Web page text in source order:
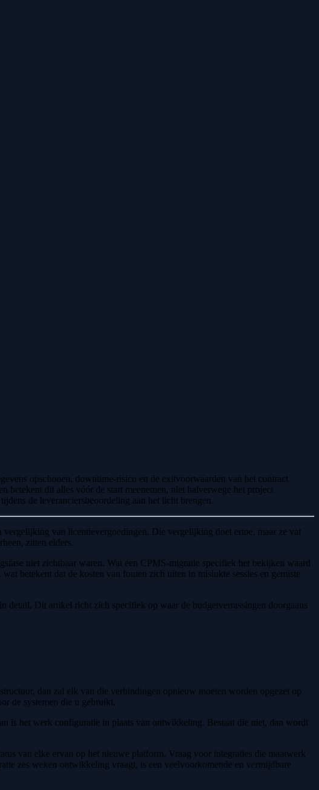
opschonen, downtime-risico en de exitvoorwaarden van het contract
betekent dit alles vóór de start meenemen, niet halverwege het project
de leveranciersbeoordeling aan het licht brengen.
vergelijking van licentievergoedingen. Die vergelijking doet ertoe, maar ze vat
zitten elders.
niet zichtbaar waren. Wat een CPMS-migratie specifiek het bekijken waard
betekent dat de kosten van fouten zich uiten in mislukte sessies en gemiste
detail. Dit artikel richt zich specifiek op waar de budgetverrassingen doorgaans
dan zal elk van die verbindingen opnieuw moeten worden opgezet op
de systemen die u gebruikt.
is het werk configuratie in plaats van ontwikkeling. Bestaat die niet, dan wordt
van elke ervan op het nieuwe platform. Vraag voor integraties die maatwerk
zes weken ontwikkeling vraagt, is een veelvoorkomende en vermijdbare